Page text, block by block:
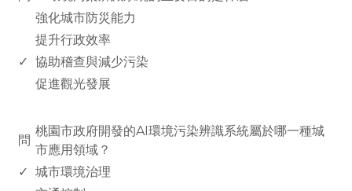
強化城市防災能力
提升行政效率
✓ 協助稽查與減少污染
促進觀光發展
問
桃園市政府開發的AI環境污染辨識系統屬於哪一種城
市應用領域？
✓ 城市環境治理